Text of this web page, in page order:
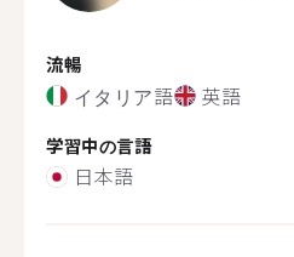
流暢
イタリア語 英語
学習中の言語
日本語